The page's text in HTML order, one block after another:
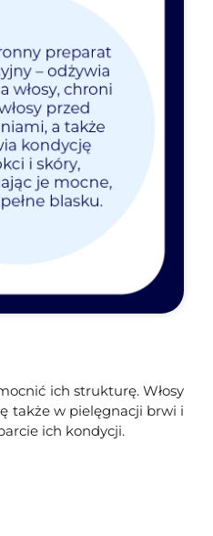
ich strukturę. Włosy
także w pielęgnacji brwi i
ich kondycji.